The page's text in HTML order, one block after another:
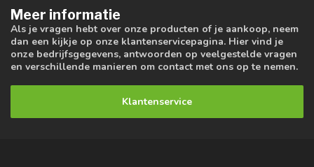
Meer informatie
Als je vragen hebt over onze producten of je aankoop, neem
dan een kijkje op onze klantenservicepagina. Hier vind je
onze bedrijfsgegevens, antwoorden op veelgestelde vragen
en verschillende manieren om contact met ons op te nemen.
Klantenservice